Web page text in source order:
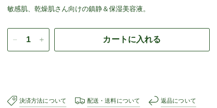
敏感肌、乾燥肌さん向けの鎮静＆保湿美容液。
カートに入れる
決済方法について 配送・送料について 返品について